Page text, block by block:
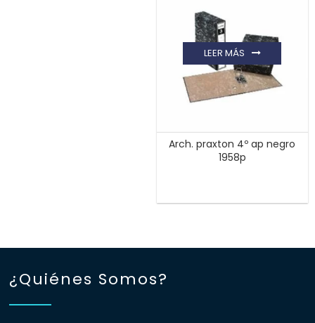
Arch. praxton 4º ap negro
1958p
LEER MÁS
¿Quiénes Somos?